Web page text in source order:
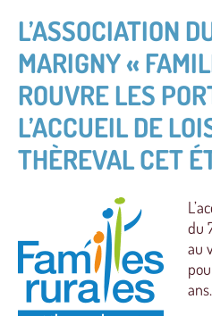
L’ASSOCIATION
MARIGNY «
ROUVRE LES
L’ACCUEIL DE
THÈREVAL CET
du
au
ans.